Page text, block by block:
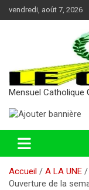
au
vendredi, août 7, 2026
Mensuel Catholique
Accueil
A LA UNE
Ouverture de la